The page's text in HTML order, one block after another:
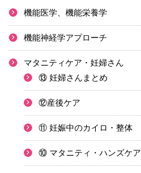
機能医学、機能栄養学
機能神経学アプローチ
マタニティケア・妊婦さん
⑬ 妊婦さんまとめ
⑫産後ケア
⑪ 妊娠中のカイロ・整体
⑩ マタニティ・ハンズケア